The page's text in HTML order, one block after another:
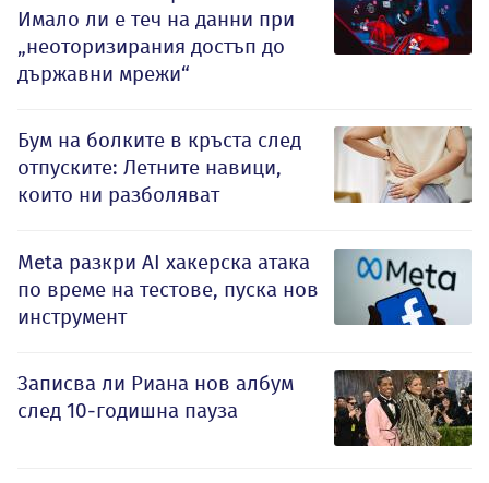
Имало ли е теч на данни при
„неоторизирания достъп до
държавни мрежи“
Бум на болките в кръста след
отпуските: Летните навици,
които ни разболяват
Meta разкри AI хакерска атака
по време на тестове, пуска нов
инструмент
Записва ли Риана нов албум
след 10-годишна пауза